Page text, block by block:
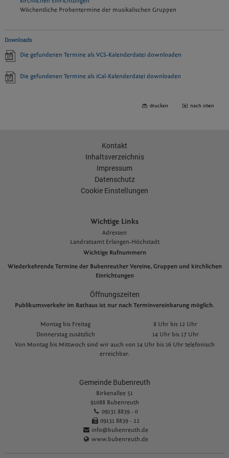
Wöchentliche Probentermine der musikalischen Gruppen
Downloads
Die gefundenen Termine als VCS-Kalenderdatei downloaden
Die gefundenen Termine als iCal-Kalenderdatei downloaden
drucken nach oben
Kontakt
Inhaltsverzeichnis
Impressum
Datenschutz
Cookie Einstellungen
Wichtige Links
Adressen
Landratsamt Erlangen-Höchstadt
Wichtige Rufnummern
Wiederkehrende Termine der Bubenreuther Vereine, Gruppen und kirchlichen
Einrichtungen
Öffnungszeiten
Publikumsverkehr im Rathaus ist nur nach Terminvereinbarung möglich.
Montag bis Freitag
8 Uhr bis 12 Uhr
Donnerstag zusätzlich
14 Uhr bis 17 Uhr
Von Montag bis Mittwoch sind wir auch von 14 Uhr bis 16 Uhr telefonisch
erreichbar.
Gemeinde Bubenreuth
Birkenallee 51
91088 Bubenreuth
09131 8839 - 0
09131 8839 - 22
info@bubenreuth.de
www.bubenreuth.de